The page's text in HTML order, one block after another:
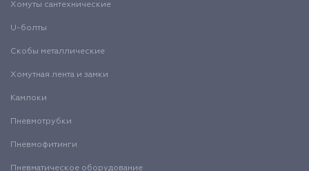
Хомуты сантехнические
U-болты
Скобы металлические
Хомутная лента и замки
Камлоки
Пневмотрубки
Пневмофитинги
Пневматическое оборудование